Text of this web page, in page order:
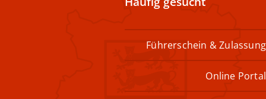
Führerschein & Zulassung
Online Portal